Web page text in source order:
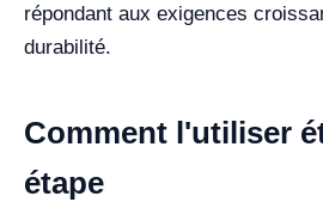
répondant aux exigences
durabilité.
Comment l'utiliser
étape